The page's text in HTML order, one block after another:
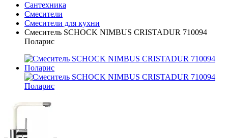
Сантехника
Смесители
Смесители для кухни
Смеситель SCHOCK NIMBUS CRISTADUR 710094
Поларис